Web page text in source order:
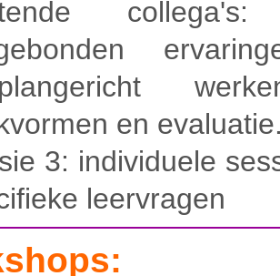
en
3: individuele
leervragen